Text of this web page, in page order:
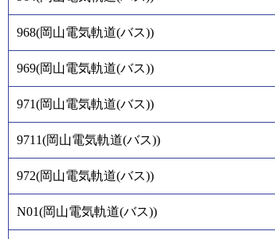
968(岡山電気軌道(バス))
969(岡山電気軌道(バス))
971(岡山電気軌道(バス))
9711(岡山電気軌道(バス))
972(岡山電気軌道(バス))
N01(岡山電気軌道(バス))